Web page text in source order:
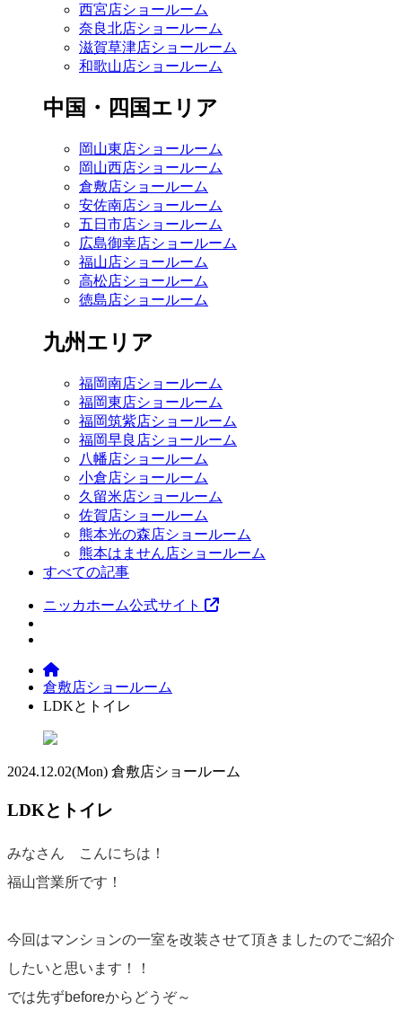
西宮店ショールーム
奈良北店ショールーム
滋賀草津店ショールーム
和歌山店ショールーム
中国・四国エリア
岡山東店ショールーム
岡山西店ショールーム
倉敷店ショールーム
安佐南店ショールーム
五日市店ショールーム
広島御幸店ショールーム
福山店ショールーム
高松店ショールーム
徳島店ショールーム
九州エリア
福岡南店ショールーム
福岡東店ショールーム
福岡筑紫店ショールーム
福岡早良店ショールーム
八幡店ショールーム
小倉店ショールーム
久留米店ショールーム
佐賀店ショールーム
熊本光の森店ショールーム
熊本はません店ショールーム
すべての記事
ニッカホーム公式サイト
倉敷店ショールーム
LDKとトイレ
2024.12.02(Mon) 倉敷店ショールーム
LDKとトイレ
みなさん こんにちは！
福山営業所です！
今回はマンションの一室を改装させて頂きましたのでご紹介
したいと思います！！
では先ずbeforeからどうぞ～